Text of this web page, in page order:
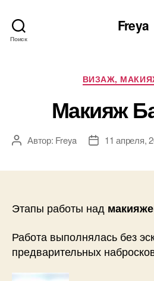
Поиск
Freya
ВИЗАЖ,
Макияж
АвторАвтор: Freya
Дата11 апреля,
Этапы работы над
Работа выполнялась без
предварительных